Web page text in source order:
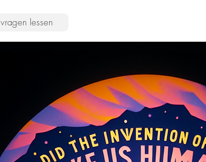
vragen lessen